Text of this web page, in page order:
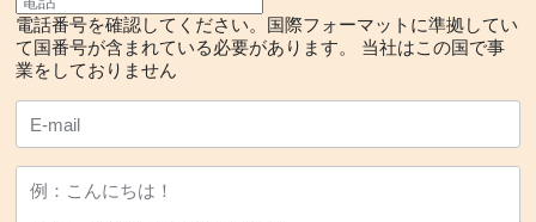
電話番号を確認してください。国際フォーマットに準拠してい
て国番号が含まれている必要があります。
当社はこの国で事
業をしておりません